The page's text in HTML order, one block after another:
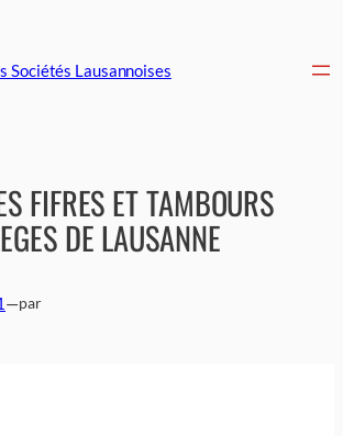
Sociétés Lausannoises
FIFRES ET TAMBOURS
DE LAUSANNE
—par